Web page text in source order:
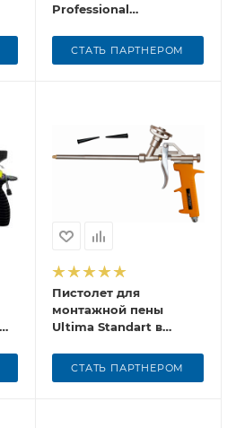
Professional
СТАТЬ ПАРТНЕРОМ
Пистолет для
монтажной пены
Ultima Standart в
СТАТЬ ПАРТНЕРОМ